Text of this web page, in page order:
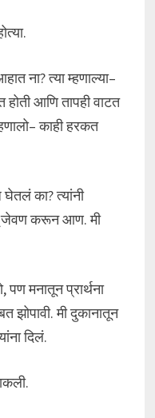
ना? त्या म्हणाल्या–
आणि तापही वाटत
काही हरकत
घेतलं का? त्यांनी
जेवण करून आण. मी
मनातून प्रार्थना
झोपावी. मी दुकानातून
दिलं.